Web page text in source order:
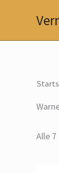
Alle